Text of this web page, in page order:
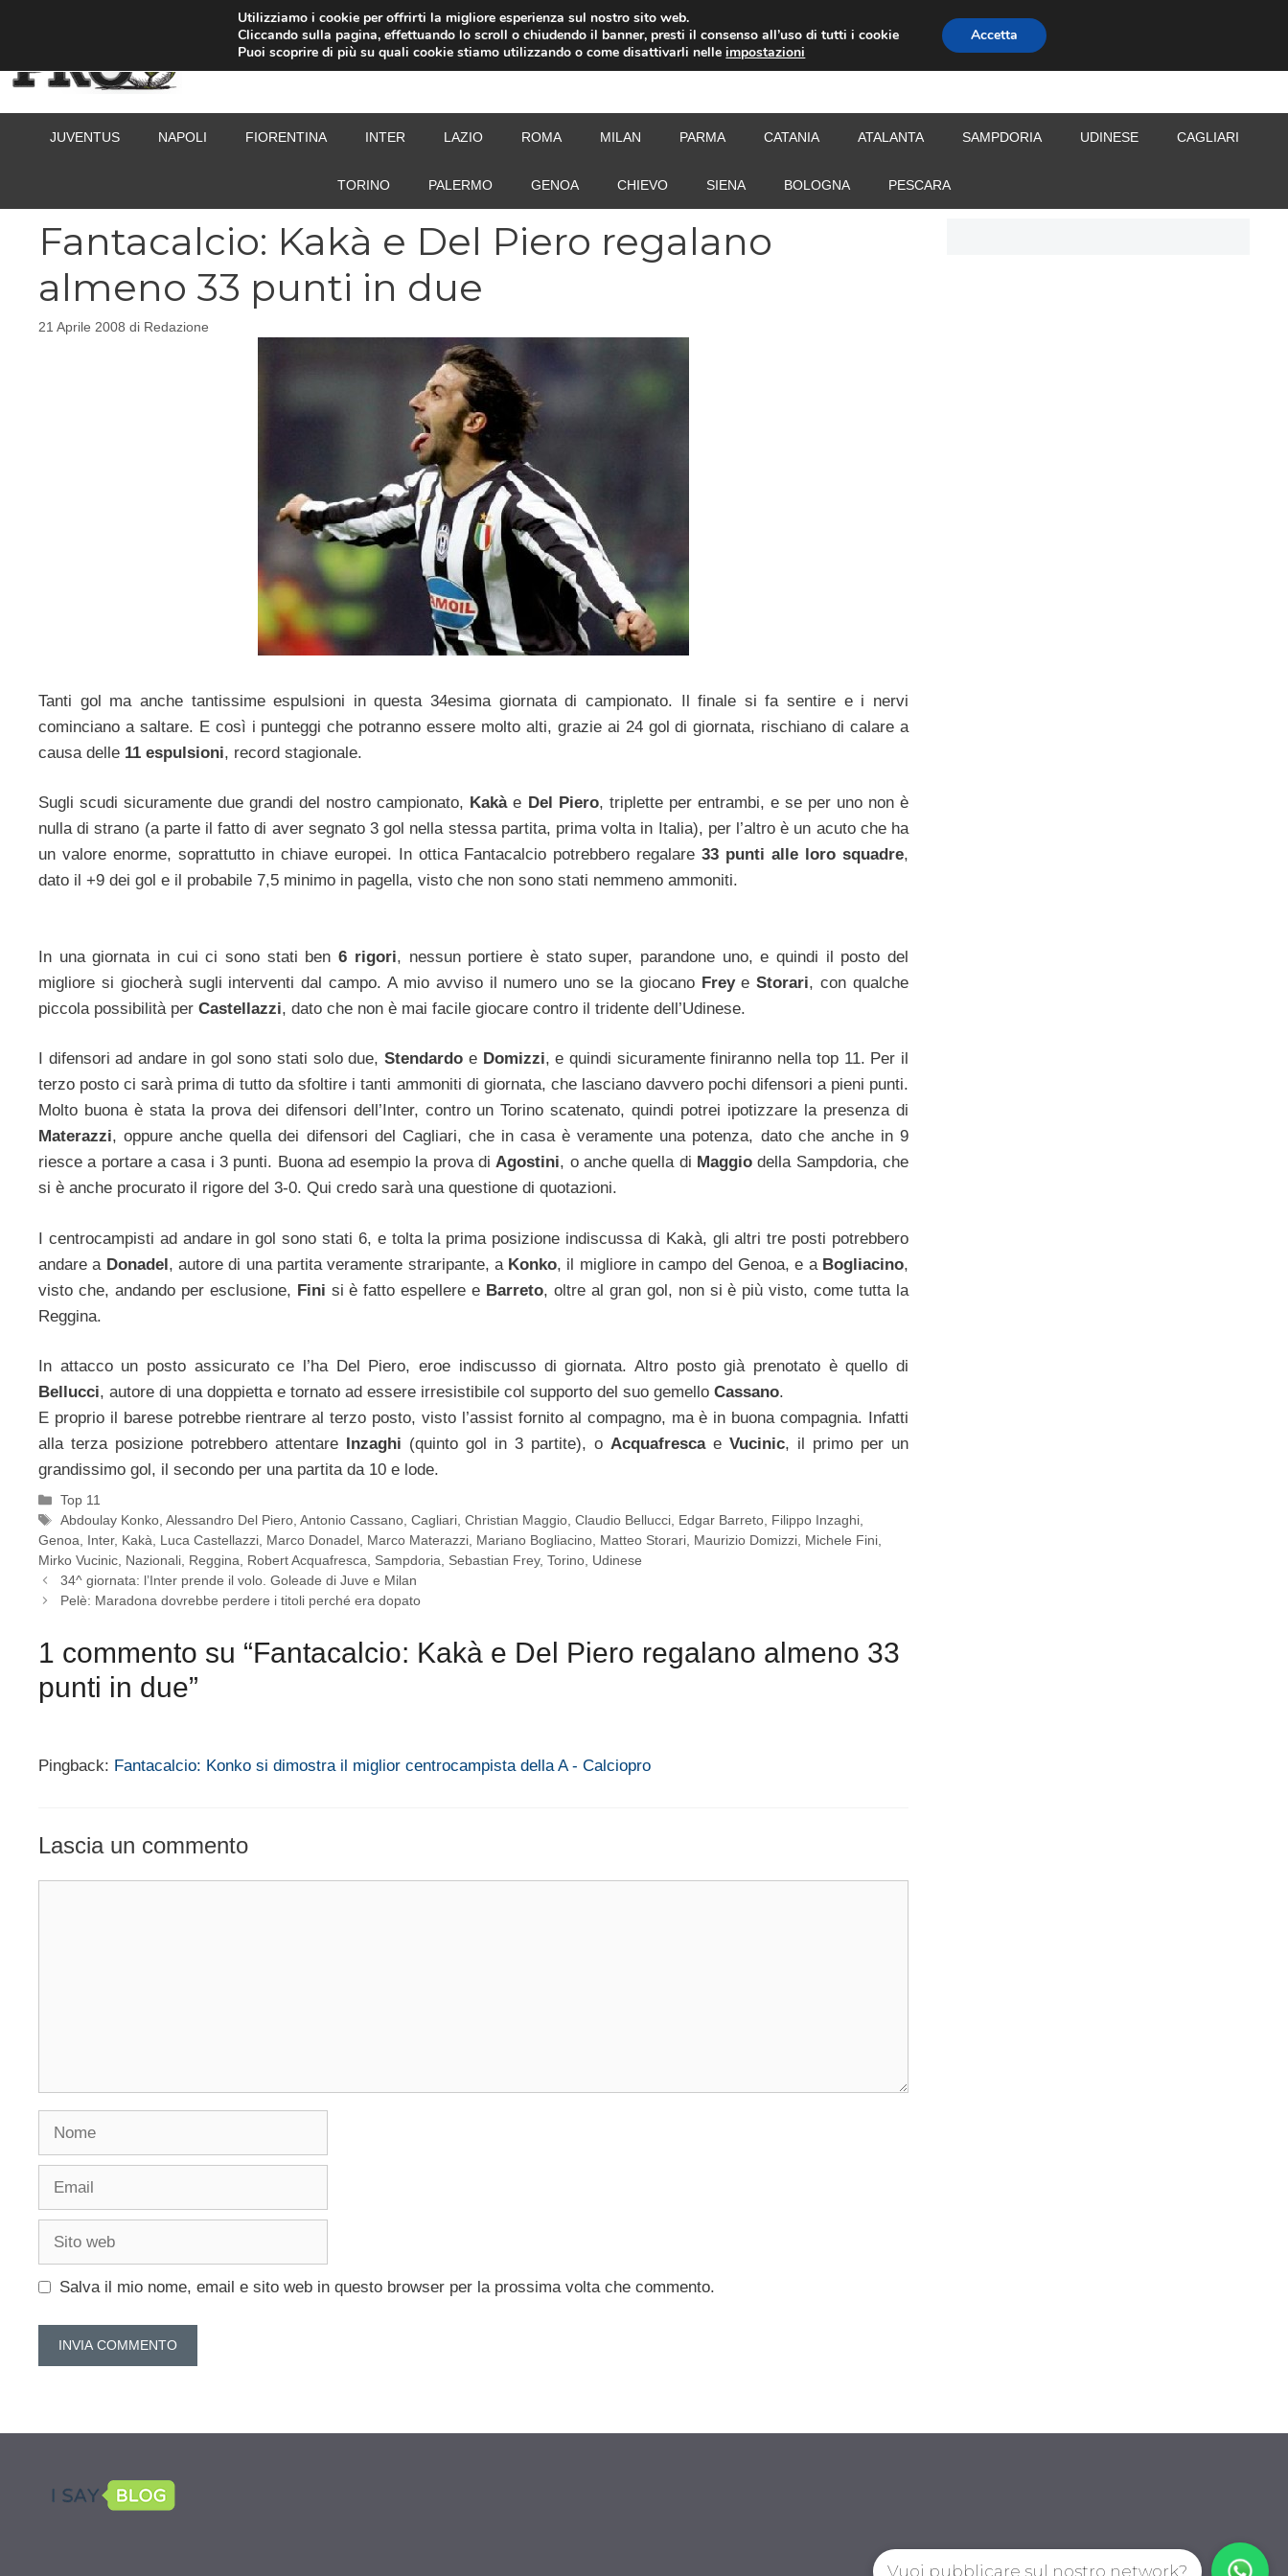
CALCIOMERCATO
JUVENTUS NAPOLI FIORENTINA INTER LAZIO ROMA MILAN PARMA CATANIA ATALANTA SAMPDORIA UDINESE CAGLIARI
TORINO PALERMO GENOA CHIEVO SIENA BOLOGNA PESCARA
Fantacalcio: Kakà e Del Piero regalano
almeno 33 punti in due
21 Aprile 2008 di Redazione
Tanti gol ma anche tantissime espulsioni in questa 34esima giornata di campionato. Il finale si fa sentire e i nervi
cominciano a saltare. E così i punteggi che potranno essere molto alti, grazie ai 24 gol di giornata, rischiano di calare a
causa delle 11 espulsioni, record stagionale.
Sugli scudi sicuramente due grandi del nostro campionato, Kakàe Del Piero, triplette per entrambi, e se per uno non è
nulla di strano (a parte il fatto di aver segnato 3 gol nella stessa partita, prima volta in Italia), per l’altro è un acuto che ha
un valore enorme, soprattutto in chiave europei. In ottica Fantacalcio potrebbero regalare33 punti alle loro squadre,
dato il +9 dei gol e il probabile 7,5 minimo in pagella, visto che non sono stati nemmeno ammoniti.
In una giornata in cui ci sono stati ben6 rigori, nessun portiere è stato super, parandone uno, e quindi il posto del
migliore si giocherà sugli interventi dal campo. A mio avviso il numero uno se la giocano FreyeStorari, con qualche
piccola possibilità per Castellazzi, dato che non è mai facile giocare contro il tridente dell’Udinese.
I difensori ad andare in gol sono stati solo due,Stendardo e Domizzi, e quindi sicuramente finiranno nella top 11. Per il
terzo posto ci sarà prima di tutto da sfoltire i tanti ammoniti di giornata, che lasciano davvero pochi difensori a pieni punti.
Molto buona è stata la prova dei difensori dell’Inter, contro un Torino scatenato, quindi potrei ipotizzare la presenza di
Materazzi, oppure anche quella dei difensori del Cagliari, che in casa è veramente una potenza, dato che anche in 9
riesce a portare a casa i 3 punti. Buona ad esempio la prova diAgostini, o anche quella di Maggiodella Sampdoria, che
si è anche procurato il rigore del 3-0. Qui credo sarà una questione di quotazioni.
I centrocampisti ad andare in gol sono stati 6, e tolta la prima posizione indiscussa di Kakà, gli altri tre posti potrebbero
andare a Donadel, autore di una partita veramente straripante, a Konko, il migliore in campo del Genoa, e a Bogliacino,
visto che, andando per esclusione, Fini si è fatto espellere e Barreto, oltre al gran gol, non si è più visto, come tutta la
Reggina.
In attacco un posto assicurato ce l’ha Del Piero, eroe indiscusso di giornata. Altro posto già prenotato è quello di
Bellucci, autore di una doppietta e tornato ad essere irresistibile col supporto del suo gemello Cassano.
E proprio il barese potrebbe rientrare al terzo posto, visto l’assist fornito al compagno, ma è in buona compagnia. Infatti
alla terza posizione potrebbero attentare
Inzaghi (quinto gol in 3 partite), o Acquafresca e Vucinic, il primo per un
grandissimo gol, il secondo per una partita da 10 e lode.
Categorie
Top 11
Tag
Abdoulay Konko,Alessandro Del Piero,Antonio Cassano,Cagliari,Christian Maggio,Claudio Bellucci, Edgar Barreto, Filippo Inzaghi,
Genoa, Inter, Kakà, Luca Castellazzi, Marco Donadel, Marco Materazzi, Mariano Bogliacino, Matteo Storari, Maurizio Domizzi, Michele Fini,
Mirko Vucinic, Nazionali, Reggina, Robert Acquafresca, Sampdoria, Sebastian Frey, Torino, Udinese
34^ giornata: l’Inter prende il volo. Goleade di Juve e Milan
Pelè: Maradona dovrebbe perdere i titoli perché era dopato
1 commento su “Fantacalcio: Kakà e Del Piero regalano almeno 33
punti in due”
Pingback: Fantacalcio: Konko si dimostra il miglior centrocampista della A - Calciopro
Lascia un commento
Nome
Email
Sito
Salva il mio nome, email e sito web in questo browser per la prossima volta che commento.
Utilizziamo i cookie per offrirti la migliore esperienza sul nostro sito web.
Cliccando sulla pagina, effettuando lo scroll o chiudendo il banner, presti il consenso all’uso di tutti i cookie
Puoi scoprire di più su quali cookie stiamo utilizzando o come disattivarli nelleimpostazioni
Accetta
Vuoi pubblicare sul nostro network?